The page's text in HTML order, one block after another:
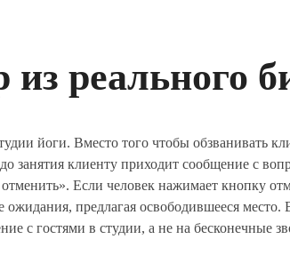
реального
йоги. Вместо того чтобы обзванивать
занятия клиенту приходит сообщение с
Если человек нажимает кнопку
ожидания, предлагая освободившееся место.
с гостями в студии, а не на бесконечные